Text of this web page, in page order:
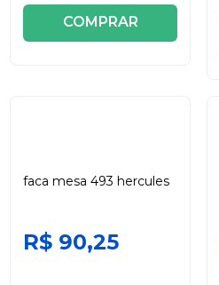
COMPRAR
faca mesa 493 hercules
R$ 90,25